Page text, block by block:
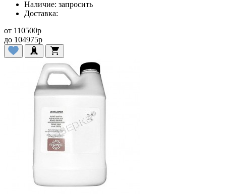
Наличие: запросить
Доставка:
от 110500p
до 104975p